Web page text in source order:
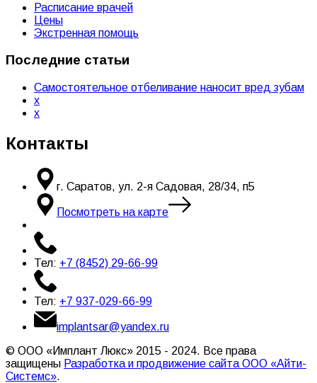
Расписание врачей
Цены
Экстренная помощь
Последние статьи
Самостоятельное отбеливание наносит вред зубам
x
x
Контакты
г. Саратов, ул. 2-я Садовая, 28/34, п5
Посмотреть на карте
Тел: +7 (8452) 29-66-99
Тел: +7 937-029-66-99
implantsar@yandex.ru
© ООО «Имплант Люкс» 2015 - 2024. Все права
защищены Разработка и продвижение сайта ООО «Айти-
Системс».